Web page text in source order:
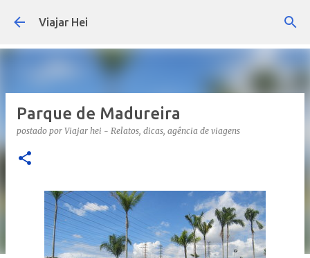
Pular para o conteúdo principal
Viajar Hei
Parque de Madureira
postado por Viajar hei - Relatos, dicas, agência de viagens